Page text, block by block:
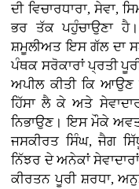
ਦੀ ਵਿਚਾਰਧਾਰਾ,
ਭਰ ਤੱਕ ਪਹੁੰਚਾਉਣਾ ਹੈ।
ਸ਼ਮੂਲੀਅਤ ਇਸ ਗੱਲ ਦਾ
ਪੰਥਕ ਸਰੋਕਾਰਾਂ ਪ੍ਰਤੀ
ਅਪੀਲ ਕੀਤੀ ਕਿ
ਹਿੱਸਾ ਲੈ ਕੇ ਅਤੇ
ਨਿਭਾਉਣ। ਇਸ ਮੌਕੇ
ਜਸਕੀਰਤ ਸਿੰਘ, ਜੈਗ
ਨਿੱਝਰ ਦੇ ਅਨੇਕਾਂ
ਕੀਰਤਨ ਪੂਰੀ ਸ਼ਰਧਾ,